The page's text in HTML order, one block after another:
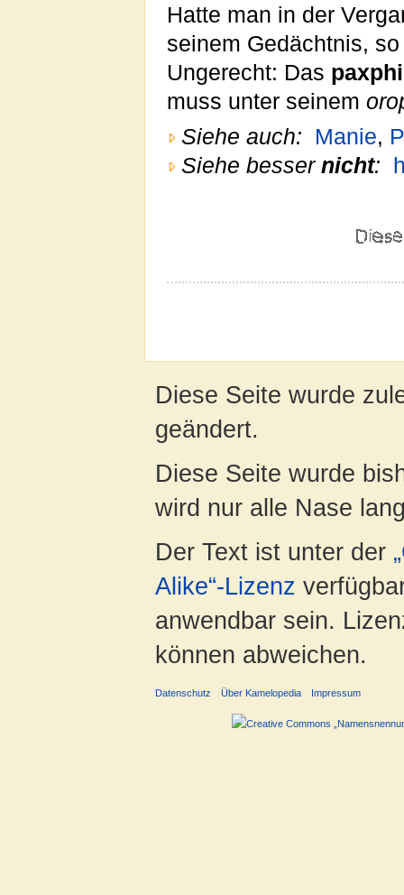
Hatte man in der
seinem Gedächtnis,
Ungerecht: Das
muss unter seinem
Siehe auch:
Manie,
Siehe besser nicht:
Diese Seite wurde
geändert.
Diese Seite wurde
wird nur alle Nase
Der Text ist unter der
Alike“-Lizenz
anwendbar sein.
können abweichen.
Datenschutz Über Kamelopedia Impressum